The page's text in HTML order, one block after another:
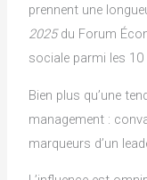
prennent une
2025du Forum
sociale parmi les
Bien plus qu’une
management :
marqueurs d’un